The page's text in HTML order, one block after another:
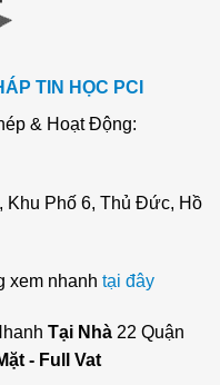
TIN HỌC PCI
& Hoạt Động:
Khu Phố 6, Thủ Đức, Hồ
xem nhanh tại đây
Tại Nhà22 Quận
- Full Vat